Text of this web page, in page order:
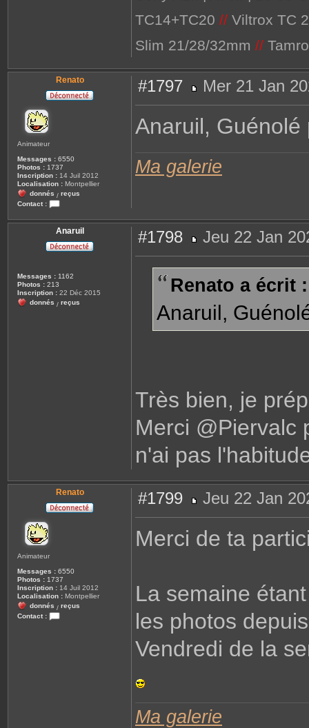
a
c
h
e
TC14+TC20 // Viltrox TC
Slim 21/28/32mm //
Renato
Animateur
Messages : 6550
Photos : 1737
Inscription : 14 Juil 2012
Localisation : Montpellier
donnés / reçus
Contact :
o
n
a
c
r
e
n
#1797
e
s
Mer 21 Jan
Anaruil,
Ma galerie
Anaruil
Messages : 1162
Photos : 213
Inscription : 22 Déc 2015
donnés / reçus
#1798
e
g
Jeu 22 Jan
Renato a écrit :
Anaruil,
Très bien, je
Merci @Piervalc
n'ai pas
Renato
Animateur
Messages : 6550
Photos : 1737
Inscription : 14 Juil 2012
Localisation : Montpellier
donnés / reçus
Contact :
#1799
e
a
Jeu 22 Jan
Merci de ta
La semaine
les photos
Vendredi de la
Ma galerie